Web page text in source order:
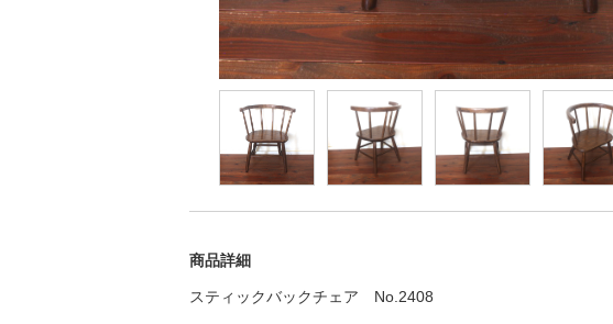
商品詳細
スティックバックチェア No.2408